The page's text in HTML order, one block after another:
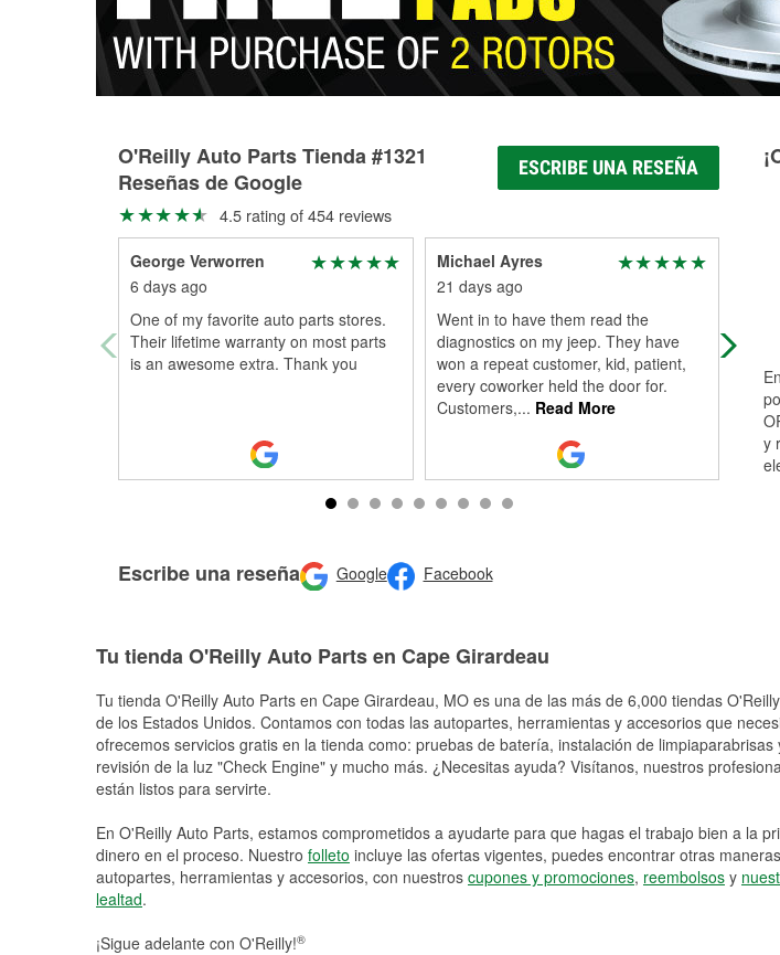
O'Reilly Auto Parts Tienda #1321
Reseñas de Google
ESCRIBE UNA RESEÑA
4.5 rating of 454 reviews
George Verworren
6 days ago
One of my favorite auto parts stores.
Their lifetime warranty on most parts
is an awesome extra. Thank you
Michael Ayres
21 days ago
Went in to have them read the
diagnostics on my jeep. They have
won a repeat customer, kid, patient,
every coworker held the door for.
Customers,... Read More
I
one
Escribe una reseña Google Facebook
y
Tu tienda O'Reilly Auto Parts en Cape Girardeau
Tu tienda O'Reilly Auto Parts en Cape Girardeau, MO es una de las más de 6,000 tiendas
de los Estados Unidos. Contamos con todas las autopartes, herramientas y accesorios que
ofrecemos servicios gratis en la tienda como: pruebas de batería, instalación de limpiaparabrisas
revisión de la luz "Check Engine" y mucho más. ¿Necesitas ayuda? Visítanos, nuestros
están listos para servirte.
En O'Reilly Auto Parts, estamos comprometidos a ayudarte para que hagas el trabajo bien a la
dinero en el proceso. Nuestro folleto incluye las ofertas vigentes, puedes encontrar otras
autopartes, herramientas y accesorios, con nuestros cupones y promociones, reembolsos y
lealtad.
¡Sigue adelante con O'Reilly!®